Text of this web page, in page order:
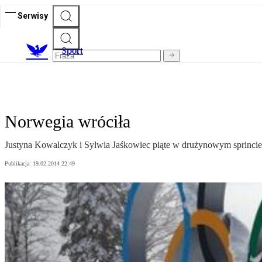
Serwisy
Sport
Norwegia wróciła
Justyna Kowalczyk i Sylwia Jaśkowiec piąte w drużynowym
Publikacja: 19.02.2014 22:49